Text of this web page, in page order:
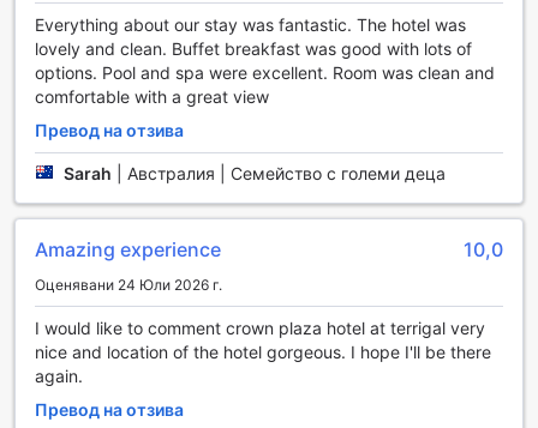
предлага спа център с разнообразие от услуги,
включително масажи, хидромасажна вана и сауна.
Възползвайте се от релаксиращите процедури, които
ще освежат тялото и ума ви, или се потопете в парната
стая, за да се почувствате напълно обновени. Тези
удобства са перфектни за гостите, които искат да се
поглезят и да се насладят на спокойствието, което
предлага този прекрасен хотел на Сентрал Коуст.
Спортни съоръжения в Crowne Plaza Terrigal
съоръжения, които ще задоволят нуждите на всеки
активен посетител. Фитнес центърът е оборудван с
модерни уреди и предлага безплатен достъп за всички
гости, което ви позволява да поддържате своята
фитнес рутина дори и на почивка. След интензивна
тренировка, можете да се освежите в открития басейн,
Everything about our stay was fantastic. The hotel was
lovely and clean. Buffet breakfast was good with lots of
options. Pool and spa were excellent. Room was clean and
comfortable with a great view
Превод на отзива
Sarah Австралия | Семейство с големи деца
Amazing experience 10,0
Оценявани 24 Юли 2026 г.
I would like to comment crown plaza hotel at terrigal very
nice and location of the hotel gorgeous. I hope I'll be there
again.
Превод на отзива